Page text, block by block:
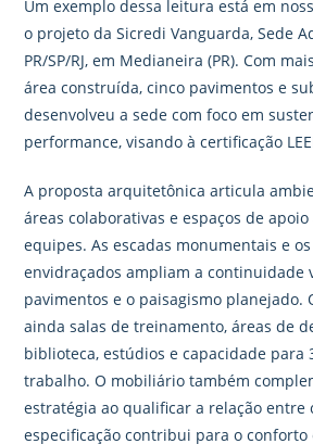
Um exemplo dessa leitura está em
o projeto da Sicredi Vanguarda, Sede
PR/SP/RJ, em Medianeira (PR). Com
área construída, cinco pavimentos e
desenvolveu a sede com foco em
performance, visando à certificação
A proposta arquitetônica articula
áreas colaborativas e espaços de
equipes. As escadas monumentais e
envidraçados ampliam a continuidade
pavimentos e o paisagismo planejado.
ainda salas de treinamento, áreas de
biblioteca, estúdios e capacidade para
trabalho. O mobiliário também
estratégia ao qualificar a relação entre
especificação contribui para o conforto